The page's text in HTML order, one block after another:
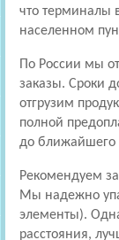
что терминалы
населенном
По России мы
заказы. Сроки
отгрузим
полной
до ближайшего
Рекомендуем
Мы надежно
элементы).
расстояния,